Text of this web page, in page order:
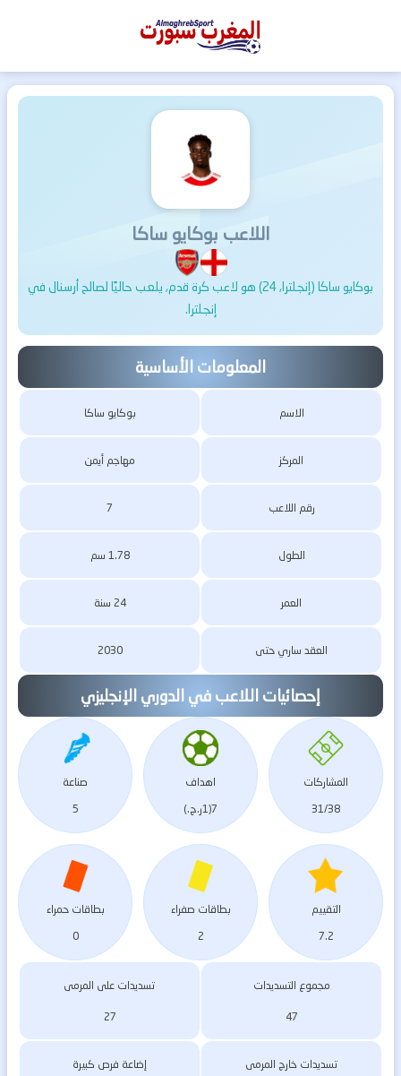
المغرب
اللاعب بوكايو ساكا
بوكايو ساكا (إنجلترا, 24) هو لاعب كرة قدم, يلعب حاليًا لصالح أرسنال في
إنجلترا.
المعلومات الأساسية
الاسم بوكايو ساكا
المركز مهاجم أيمن
رقم اللاعب 7
الطول 1.78 سم
العمر 24 سنة
العقد ساري حتى 2030
إحصائيات اللاعب في الدوري الإنجليزي
المشاركات
31/38
اهداف
7(1ر.ج.)
صناعة
5
التقييم
7.2
بطاقات صفراء
2
بطاقات حمراء
0
مجموع التسديدات
47
تسديدات على المرمى
27
تسديدات خارج المرمى
إضاعة فرص كبيرة